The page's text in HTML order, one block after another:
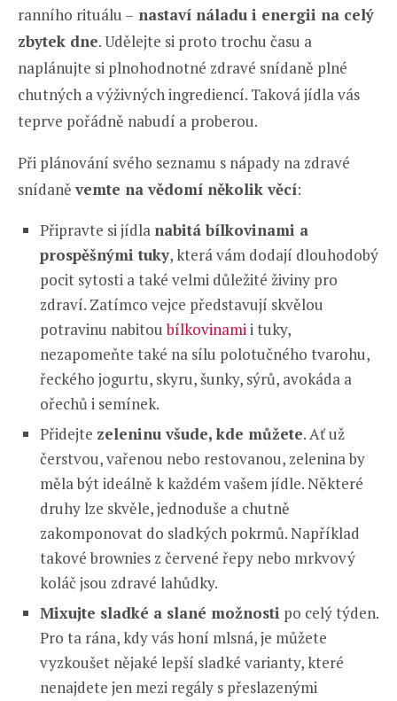
ranního rituálu – nastaví náladu i energii na celý
zbytek dne. Udělejte si proto trochu času a
naplánujte si plnohodnotné zdravé snídaně plné
chutných a výživných ingrediencí. Taková jídla vás
teprve pořádně nabudí a proberou.
Při plánování svého seznamu s nápady na zdravé
snídaně vemte na vědomí několik věcí:
Připravte si jídla nabitá bílkovinami a
prospěšnými tuky, která vám dodají dlouhodobý
pocit sytosti a také velmi důležité živiny pro
zdraví. Zatímco vejce představují skvělou
potravinu nabitoubílkovinamii tuky,
nezapomeňte také na sílu polotučného tvarohu,
řeckého jogurtu, skyru, šunky, sýrů, avokáda a
ořechů i semínek.
Přidejte zeleninu všude, kde můžete. Ať už
čerstvou, vařenou nebo restovanou, zelenina by
měla být ideálně k každém vašem jídle. Některé
druhy lze skvěle, jednoduše a chutně
zakomponovat do sladkých pokrmů. Například
takové brownies z červené řepy nebo mrkvový
koláč jsou zdravé lahůdky.
Mixujte sladké a slané možnosti po celý týden.
Pro ta rána, kdy vás honí mlsná, ​​je můžete
vyzkoušet nějaké lepší sladké varianty, které
nenajdete jen mezi regály s přeslazenými